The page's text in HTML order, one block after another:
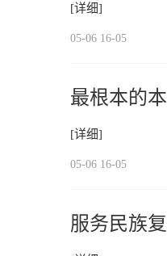
[详细]
05-06 16-05
最根本的
[详细]
05-06 16-05
服务民族